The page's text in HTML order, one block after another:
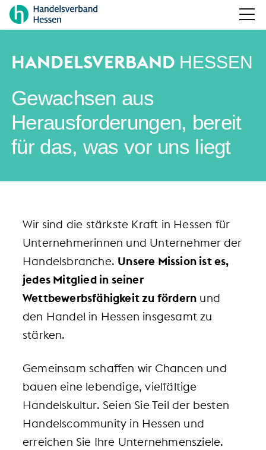
HANDELSVERBAND HESSEN
Gewachsen aus
Herausforderungen, bereit
für das, was vor uns liegt
Wir sind die stärkste Kraft in Hessen für
Unternehmerinnen und Unternehmer der
Handelsbranche. Unsere Mission ist es,
jedes Mitglied in seiner
Wettbewerbsfähigkeit zu fördern und
den Handel in Hessen insgesamt zu
stärken.
Gemeinsam schaffen wir Chancen und
bauen eine lebendige, vielfältige
Handelskultur. Seien Sie Teil der besten
Handelscommunity in Hessen und
erreichen Sie Ihre Unternehmensziele.